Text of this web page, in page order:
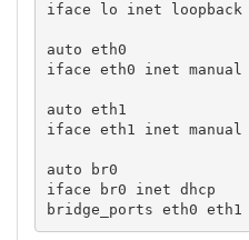
iface lo inet loopback
auto eth0
iface eth0 inet manual
auto eth1
iface eth1 inet manual
auto br0
iface br0 inet dhcp
bridge_ports eth0 eth1